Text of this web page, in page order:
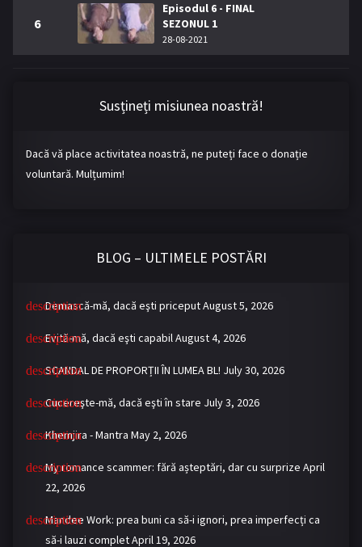
6
Episodul 6 - FINAL
SEZONUL 1
28-08-2021
Susțineți misiunea noastră!
Dacă vă place activitatea noastră, ne puteți face o donație
voluntară. Mulțumim!
BLOG – ULTIMELE POSTĂRI
Demască-mă, dacă eşti priceputAugust 5, 2026
Evită-mă, dacă eşti capabilAugust 4, 2026
SCANDAL DE PROPORȚII ÎN LUMEA BL! July 30, 2026
Cucereşte-mă, dacă eşti în stare July 3, 2026
Khemjira - Mantra May 2, 2026
My romance scammer: fără așteptări, dar cu surprize April
22, 2026
Mandee Work: prea buni ca să-i ignori, prea imperfecți ca
să-i lauzi completApril 19, 2026